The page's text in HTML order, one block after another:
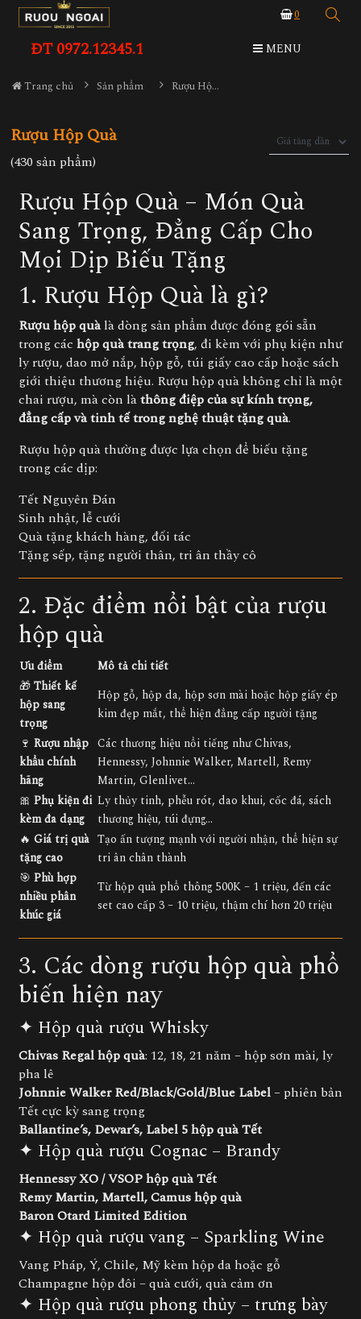
0
ĐT 0972.12345.1 MENU
Trang chủ Sản phẩm Rượu Hộp Quà
Rượu Hộp Quà
(430 sản phẩm)
Rượu Hộp Quà – Món Quà
Sang Trọng, Đẳng Cấp Cho
Mọi Dịp Biếu Tặng
1. Rượu Hộp Quà là gì?
Rượu hộp quà là dòng sản phẩm được đóng gói sẵn
trong các hộp quà trang trọng, đi kèm với phụ kiện như
ly rượu, dao mở nắp, hộp gỗ, túi giấy cao cấp hoặc sách
giới thiệu thương hiệu. Rượu hộp quà không chỉ là một
chai rượu, mà còn làthông điệp của sự kính trọng,
đẳng cấp và tinh tế trong nghệ thuật tặng quà.
Rượu hộp quà thường được lựa chọn để biếu tặng
trong các dịp:
Tết Nguyên Đán
Sinh nhật, lễ cưới
Quà tặng khách hàng, đối tác
Tặng sếp, tặng người thân, tri ân thầy cô
2. Đặc điểm nổi bật của rượu
hộp quà
Ưu điểm
Mô tả chi tiết
🎁Thiết kế
hộp sang
trọng
Hộp gỗ, hộp da, hộp sơn mài hoặc hộp giấy ép
kim đẹp mắt, thể hiện đẳng cấp người tặng
🍷 Rượu nhập
khẩu chính
hãng
Các thương hiệu nổi tiếng như Chivas,
Hennessy, Johnnie Walker, Martell, Remy
Martin, Glenlivet…
🎀 Phụ kiện đi
kèm đa dạng
Ly thủy tinh, phễu rót, dao khui, cốc đá, sách
thương hiệu, túi đựng…
🔥 Giá trị quà
tặng cao
Tạo ấn tượng mạnh với người nhận, thể hiện sự
tri ân chân thành
🎯 Phù hợp
nhiều phân
khúc giá
Từ hộp quà phổ thông 500K – 1 triệu, đến các
set cao cấp 3 – 10 triệu, thậm chí hơn 20 triệu
3. Các dòng rượu hộp quà phổ
biến hiện nay
✦ Hộp quà rượu Whisky
Chivas Regal hộp quà: 12, 18, 21 năm – hộp sơn mài, ly
pha lê
Johnnie Walker Red/Black/Gold/Blue Label– phiên bản
Tết cực kỳ sang trọng
Ballantine’s, Dewar’s, Label 5 hộp quà Tết
✦ Hộp quà rượu Cognac – Brandy
Hennessy XO / VSOP hộp quà Tết
Remy Martin, Martell, Camus hộp quà
Baron Otard Limited Edition
✦ Hộp quà rượu vang – Sparkling Wine
Vang Pháp, Ý, Chile, Mỹ kèm hộp da hoặc gỗ
Champagne hộp đôi – quà cưới, quà cảm ơn
✦ Hộp quà rượu phong thủy – trưng bày